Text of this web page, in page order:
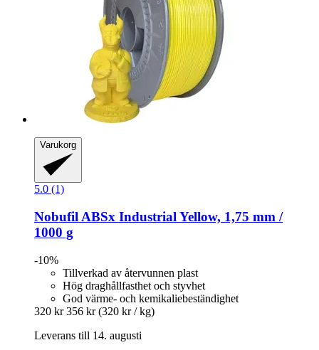
Varukorg
5.0 (1)
Nobufil ABSx Industrial Yellow, 1,75 mm /
1000 g
-10%
Tillverkad av återvunnen plast
Hög draghållfasthet och styvhet
God värme- och kemikaliebeständighet
320 kr 356 kr (320 kr / kg)
Leverans till 14. augusti